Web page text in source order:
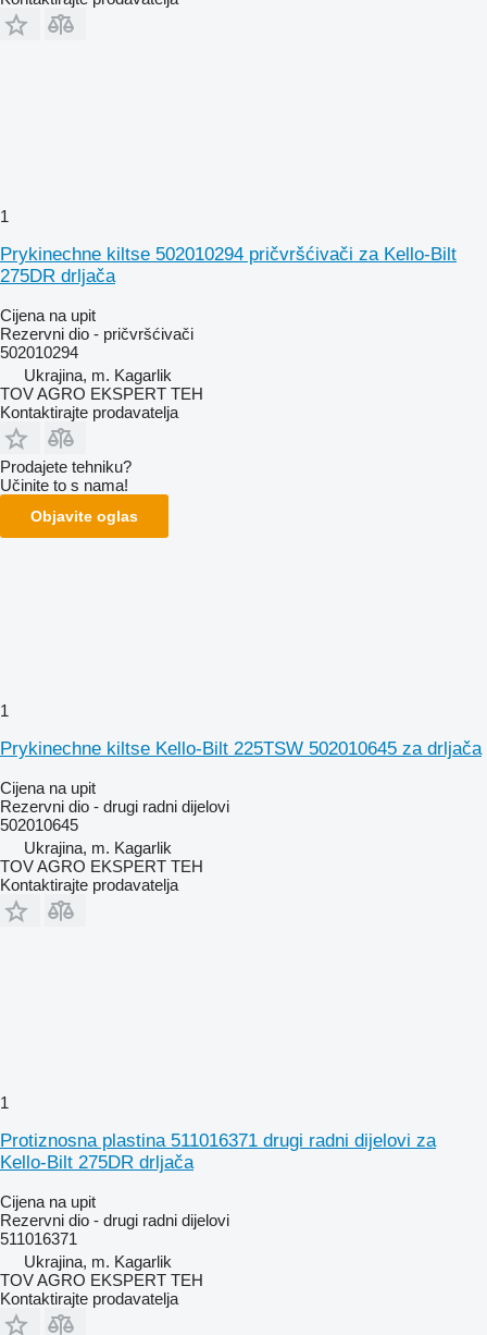
1
Prykinechne kiltse 502010294 pričvršćivači za Kello-Bilt
275DR drljača
Cijena na upit
Rezervni dio - pričvršćivači
502010294
Ukrajina, m. Kagarlik
TOV AGRO EKSPERT TEH
Kontaktirajte prodavatelja
Prodajete tehniku?
Učinite to s nama!
Objavite oglas
1
Prykinechne kiltse Kello-Bilt 225TSW 502010645 za drljača
Cijena na upit
Rezervni dio - drugi radni dijelovi
502010645
Ukrajina, m. Kagarlik
TOV AGRO EKSPERT TEH
Kontaktirajte prodavatelja
1
Protiznosna plastina 511016371 drugi radni dijelovi za
Kello-Bilt 275DR drljača
Cijena na upit
Rezervni dio - drugi radni dijelovi
511016371
Ukrajina, m. Kagarlik
TOV AGRO EKSPERT TEH
Kontaktirajte prodavatelja